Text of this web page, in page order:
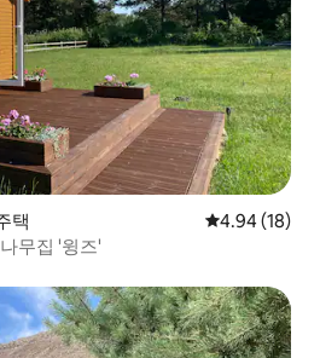
택 평점 4.94점(5
4.94 (18)
무집 '윙즈'